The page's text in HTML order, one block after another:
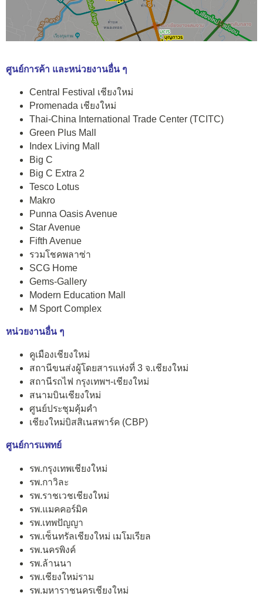
ศูนย์การค้า และหน่วยงานอื่น ๆ
Central Festival เชียงใหม่
Promenada เชียงใหม่
Thai-China International Trade Center (TCITC)
Green Plus Mall
Index Living Mall
Big C
Big C Extra 2
Tesco Lotus
Makro
Punna Oasis Avenue
Star Avenue
Fifth Avenue
รวมโชคพลาซ่า
SCG Home
Gems-Gallery
Modern Education Mall
M Sport Complex
หน่วยงานอื่น ๆ
คูเมืองเชียงใหม่
สถานีขนส่งผู้โดยสารแห่งที่ 3 จ.เชียงใหม่
สถานีรถไฟ กรุงเทพฯ-เชียงใหม่
สนามบินเชียงใหม่
ศูนย์ประชุมคุ้มคำ
เชียงใหม่บิสสิเนสพาร์ค (CBP)
ศูนย์การแพทย์
รพ.กรุงเทพเชียงใหม่
รพ.กาวิละ
รพ.ราชเวชเชียงใหม่
รพ.แมคคอร์มิค
รพ.เทพปัญญา
รพ.เซ็นทรัลเชียงใหม่ เมโมเรียล
รพ.นครพิงค์
รพ.ล้านนา
รพ.เชียงใหม่ราม
รพ.มหาราชนครเชียงใหม่